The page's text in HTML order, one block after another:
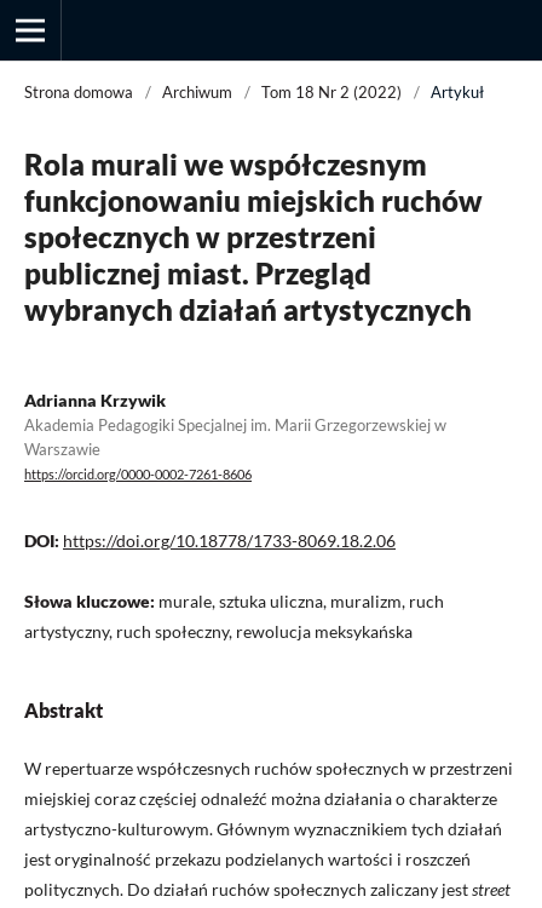
Przegląd Socjologii Jakościowej
Strona domowa / Archiwum / Tom 18 Nr 2 (2022) / Artykuł
Rola murali we współczesnym
funkcjonowaniu miejskich ruchów
społecznych w przestrzeni
publicznej miast. Przegląd
wybranych działań artystycznych
Adrianna Krzywik
Akademia Pedagogiki Specjalnej im. Marii Grzegorzewskiej w
Warszawie
https://orcid.org/0000-0002-7261-8606
DOI: https://doi.org/10.18778/1733-8069.18.2.06
Słowa kluczowe: murale, sztuka uliczna, muralizm, ruch
artystyczny, ruch społeczny, rewolucja meksykańska
Abstrakt
W repertuarze współczesnych ruchów społecznych w przestrzeni
miejskiej coraz częściej odnaleźć można działania o charakterze
artystyczno-kulturowym. Głównym wyznacznikiem tych działań
jest oryginalność przekazu podzielanych wartości i roszczeń
politycznych. Do działań ruchów społecznych zaliczany jeststreet